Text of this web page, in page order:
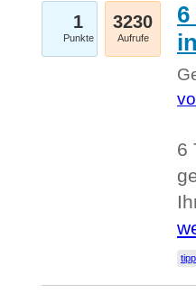
1
Punkte
3230
Aufrufe
6